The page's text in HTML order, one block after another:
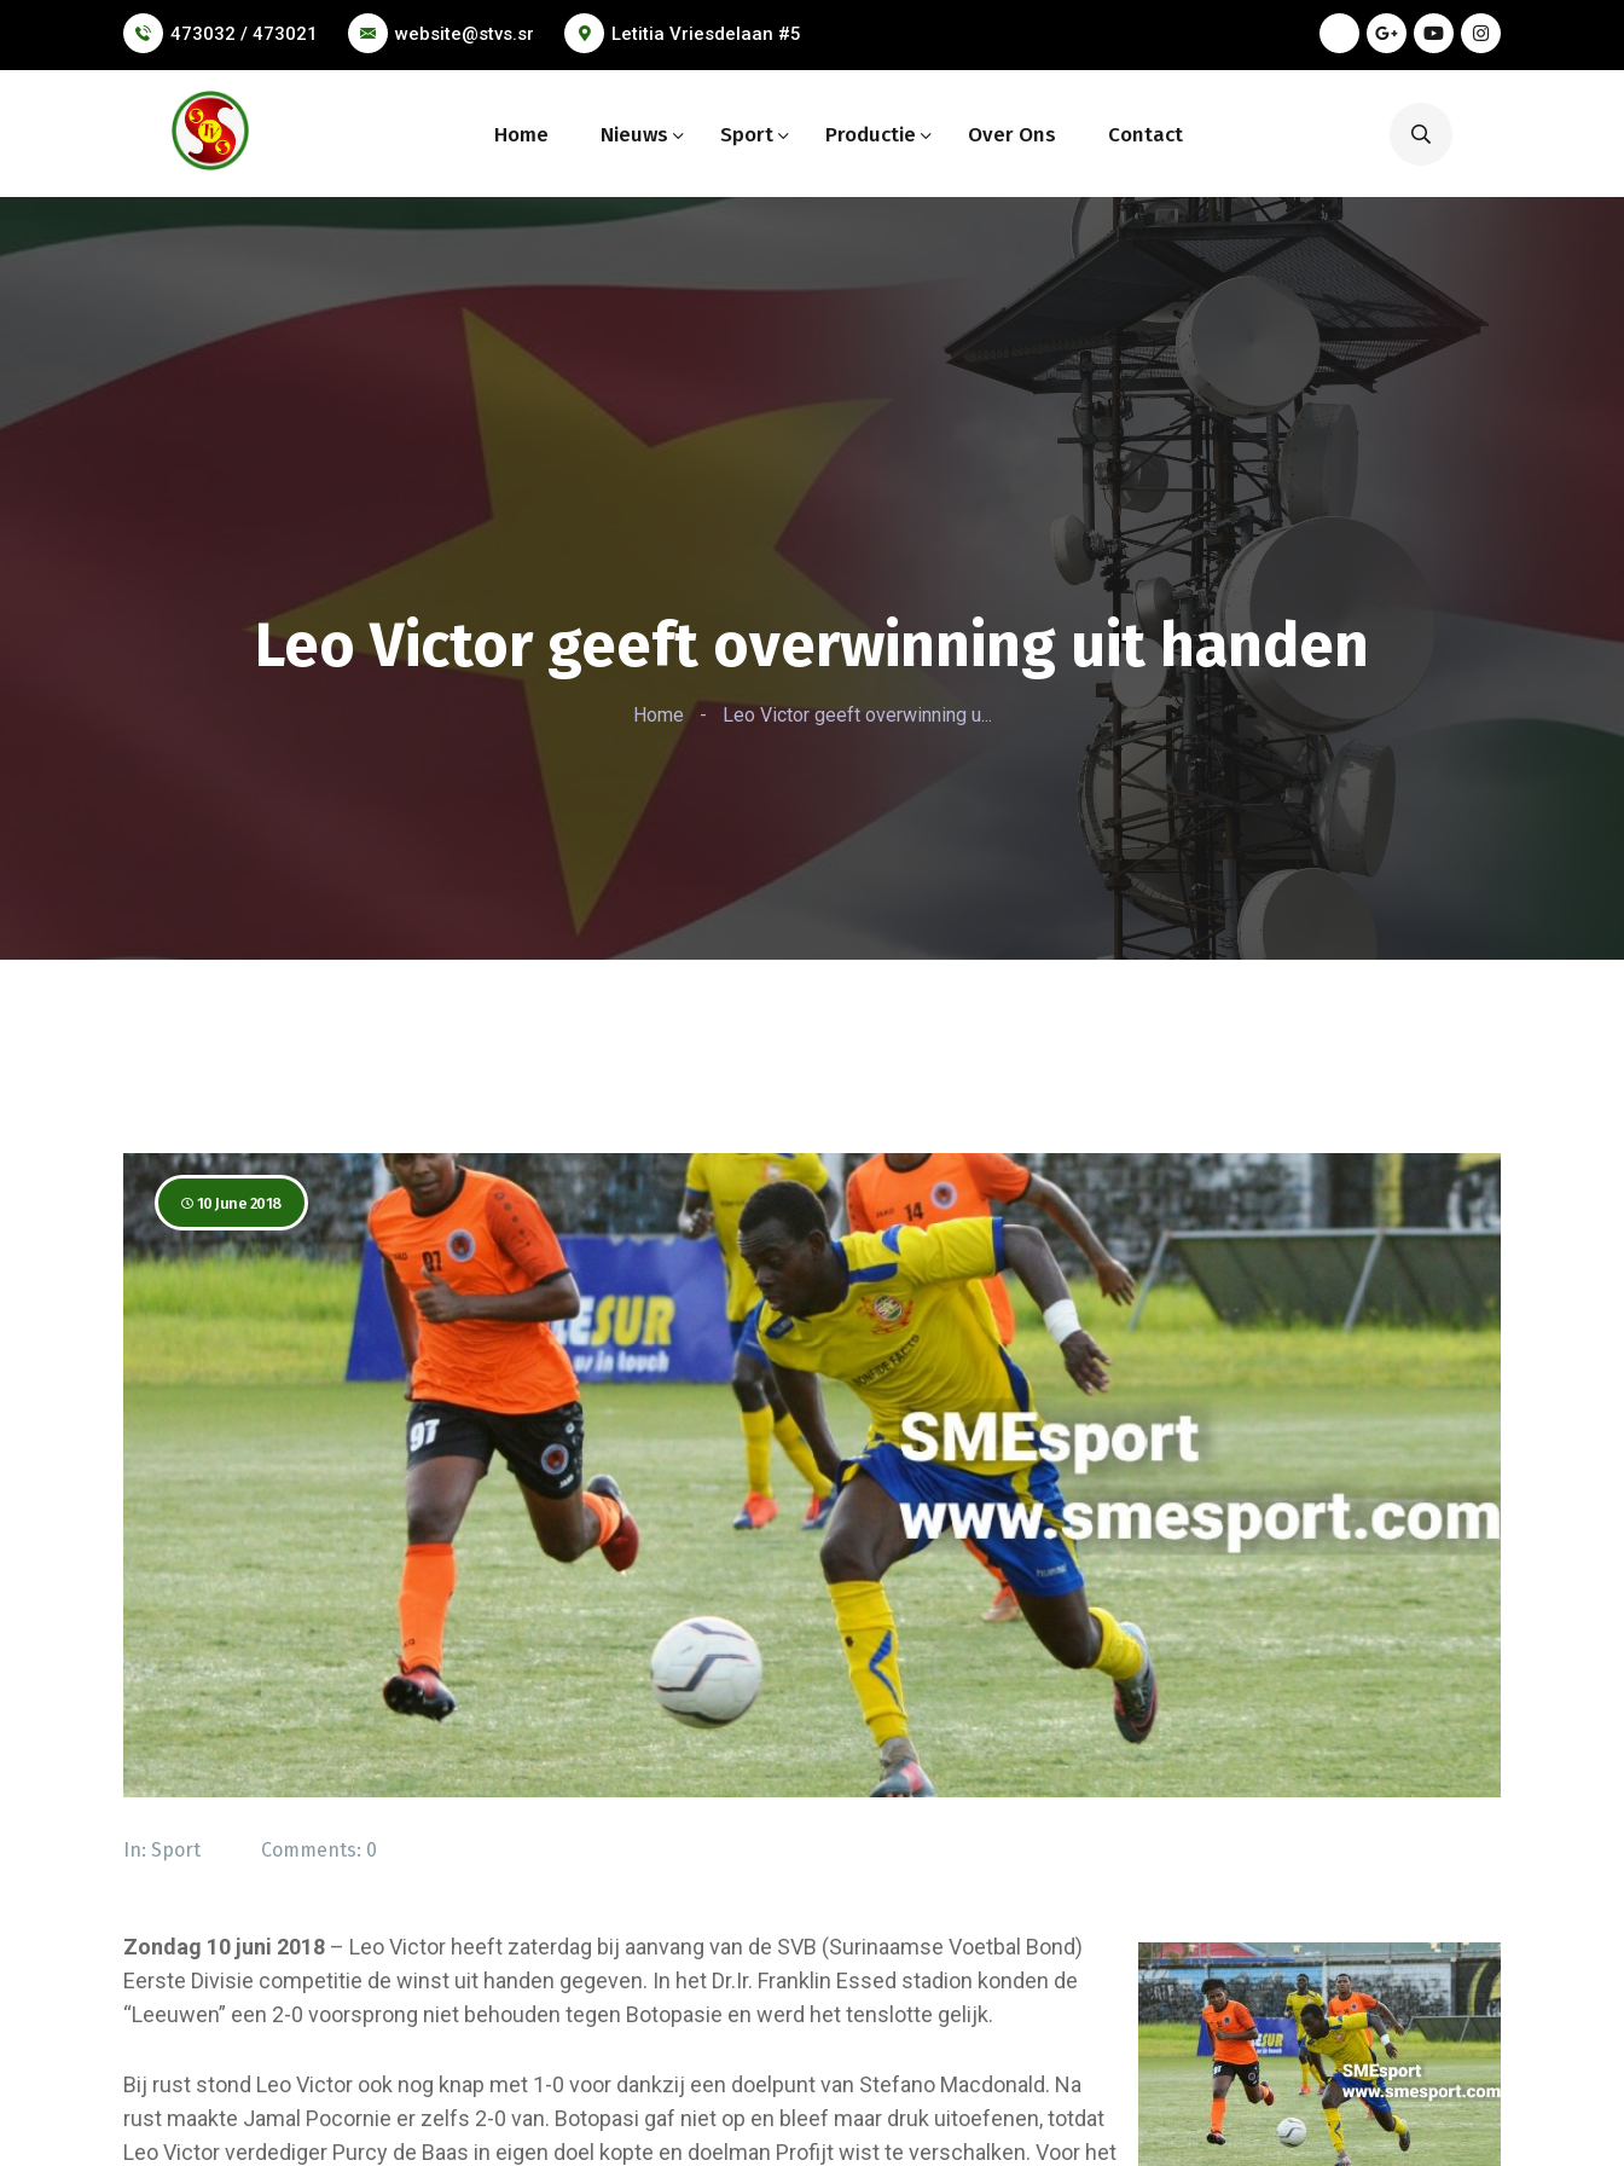
473032 / 473021 website@stvs.sr Letitia Vriesdelaan #5
Home Nieuws Sport Productie Over Ons Contact
Leo Victor geeft overwinning uit handen
Home - Leo Victor geeft overwinning u...
10 June 2018
In: Sport Comments: 0
Zondag 10 juni 2018 – Leo Victor heeft zaterdag bij aanvang van de SVB (Surinaamse Voetbal Bond)
Eerste Divisie competitie de winst uit handen gegeven. In het Dr.Ir. Franklin Essed stadion konden de
“Leeuwen” een 2-0 voorsprong niet behouden tegen Botopasie en werd het tenslotte gelijk.
Bij rust stond Leo Victor ook nog knap met 1-0 voor dankzij een doelpunt van Stefano Macdonald. Na
rust maakte Jamal Pocornie er zelfs 2-0 van. Botopasi gaf niet op en bleef maar druk uitoefenen, totdat
Leo Victor verdediger Purcy de Baas in eigen doel kopte en doelman Profijt wist te verschalken. Voor het